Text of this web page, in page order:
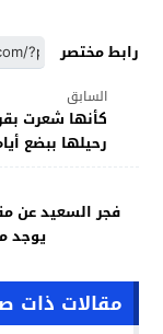
رابط مختصر
السابق
كأنها شعرت
رحيلها ببضع
فجر السعيد عن
يوجد
مقالات ذات